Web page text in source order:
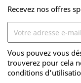
Recevez nos offres
Vous pouvez vous
trouverez pour cela
conditions